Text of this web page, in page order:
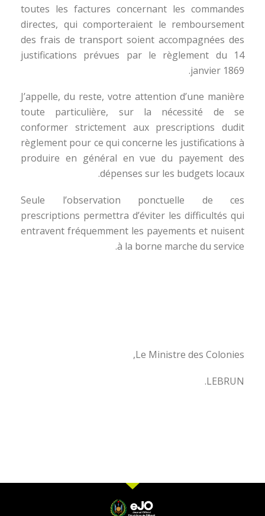
toutes les factures concernant les commandes
directes, qui comporteraient le remboursement
des frais de transport soient accompagnées des
justifications prévues par le règlement du 14
janvier 1869.
J’appelle, du reste, votre attention d’une manière
toute particulière, sur la nécessité de se
conformer strictement aux prescriptions dudit
règlement pour ce qui concerne les justifications à
produire en général en vue du payement des
dépenses sur les budgets locaux.
Seule l’observation ponctuelle de ces
prescriptions permettra d’éviter les difficultés qui
entravent fréquemment les payements et nuisent
à la borne marche du service.
Le Ministre des Colonies,
LEBRUN.